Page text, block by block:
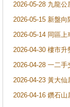
2026-05-28 九龍
2026-05-15 新盤
2026-05-14 同區
2026-04-30 樓市
2026-04-28 一二
2026-04-23 黃大
2026-04-16 鑽石